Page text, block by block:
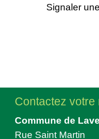
Signaler
Contactez votre
Commune de
Rue Saint Martin